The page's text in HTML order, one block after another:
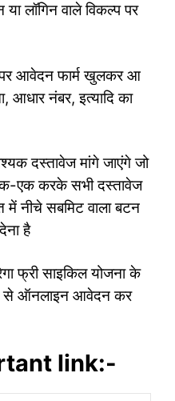
लॉगिन वाले विकल्प पर
आवेदन फार्म खुलकर आ
आधार नंबर, इत्यादि का
दस्तावेज मांगे जाएंगे जो
एक करके सभी दस्तावेज
नीचे सबमिट वाला बटन
है
फ्री साइकिल योजना के
से ऑनलाइन आवेदन कर
link:-